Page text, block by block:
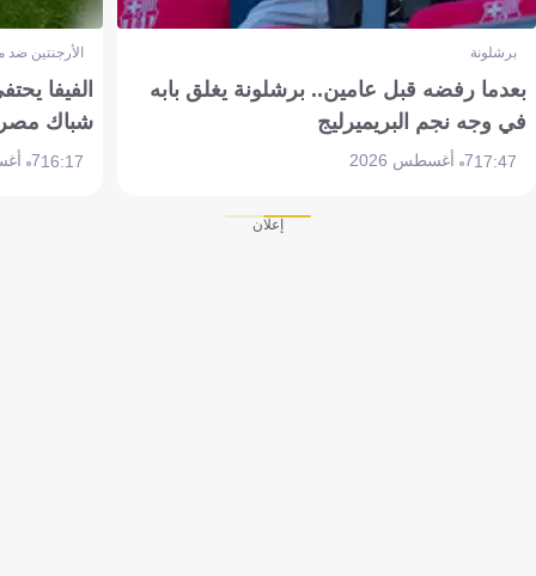
برشلونة
بعدما رفضه قبل عامين.. برشلونة يغلق بابه
في وجه نجم البريميرليج
17:477 أغسطس 2026
الأرجنتين
الفيفا
شباك
16:177 أغسطس 2026
إعلان